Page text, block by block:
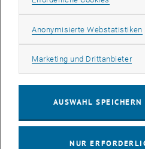
Technologie in Unterricht und
wie das Internet barrierefrei zu
Assisted Living" - die Schaffung
Wohnumgebungen, ist ein
ICCHP. Im Rahmen der Konferenz
Award" vergeben, ein
Bereich der Informations- und
Menschen mit Behinderung.
Auch der Wiener Gesundheits- und
sind Selbstbestimmung und
Anonymisierte Webstatistiken
Marketing und Drittanbieter
AUSWAHL
NUR